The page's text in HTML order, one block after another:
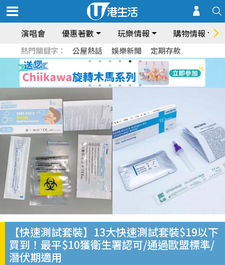
演唱會 優惠著數 玩樂情報 購物情報
熱門關鍵字： 公屋熱話 娛樂新聞 定期存款
【快速測試套裝】13大快速測試套裝$19以下
買到！最平$10獲衛生署認可/通過歐盟標準/
潛伏期適用